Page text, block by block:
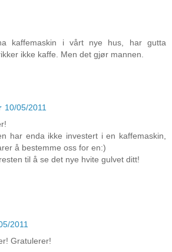
kaffemaskin i vårt nye hus, har gutta
ikke kaffe. Men det gjør mannen.
10/05/2011
har enda ikke investert i en kaffemaskin,
å bestemme oss for en:)
til å se det nye hvite gulvet ditt!
2011
Gratulerer!